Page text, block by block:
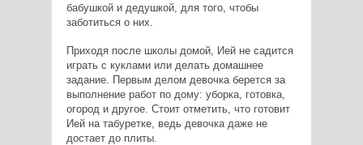
бабушкой и дедушкой, для того, чтобы
заботиться о них.
Приходя после школы домой, Ией не садится
играть с куклами или делать домашнее
задание. Первым делом девочка берется за
выполнение работ по дому: уборка, готовка,
огород и другое. Стоит отметить, что готовит
Ией на табуретке, ведь девочка даже не
достает до плиты.